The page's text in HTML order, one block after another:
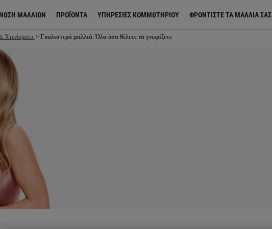
ΜΑΛΛΙΩΝ ΠΡΟΪΌΝΤΑ ΥΠΗΡΕΣΙΕΣ ΚΟΜΜΩΤΗΡΙΟΥ ΦΡΟΝΤΊΣΤΕ ΤΑ ΜΑΛΛΙΆ ΣΑΣ
Χτενίσματα >Γυαλιστερά μαλλιά: Όλα όσα θέλετε να γνωρίζετε